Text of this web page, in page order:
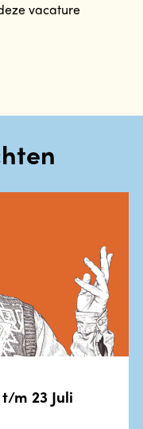
vacature
m 23 Juli